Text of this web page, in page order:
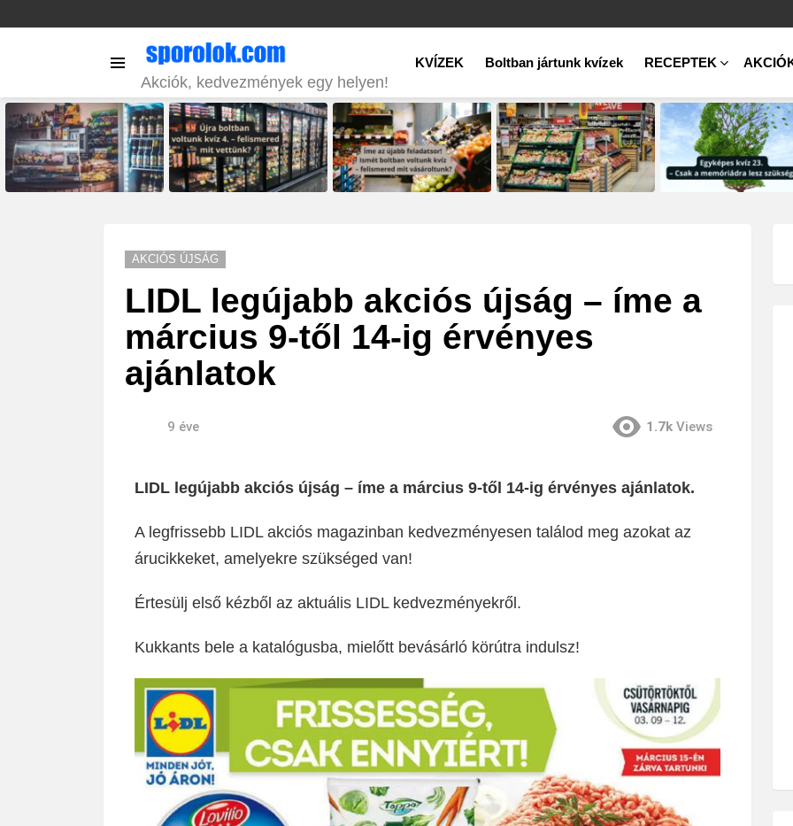
Akciók, kedvezmények egy helyen!
KVÍZEK Boltban jártunk kvízek RECEPTEK
STORIES
AKCIÓS ÚJSÁG
LIDL legújabb akciós újság – íme a
március 9-től 14-ig érvényes
ajánlatok
9 éve 1.7k Views
LIDL legújabb akciós újság – íme a március 9-től 14-ig érvényes ajánlatok.
A legfrissebb LIDL akciós magazinban kedvezményesen találod meg azokat az
árucikkeket, amelyekre szükséged van!
Értesülj első kézből az aktuális LIDL kedvezményekről.
Kukkants bele a katalógusba, mielőtt bevásárló körútra indulsz!